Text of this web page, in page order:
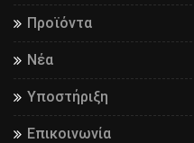
Προϊόντα
Νέα
Υποστήριξη
Επικοινωνία